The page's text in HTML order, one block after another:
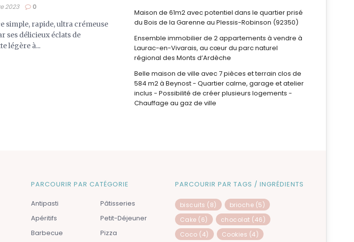
2023 0
simple, rapide, ultra crémeuse
ses délicieux éclats de
légère à...
Maison de 61m2 avec potentiel dans le quartier prisé
du Bois de la Garenne au Plessis-Robinson (92350)
Ensemble immobilier de 2 appartements à vendre à
Laurac-en-Vivarais, au cœur du parc naturel
régional des Monts d’Ardèche
Belle maison de ville avec 7 pièces et terrain clos de
584 m2 à Beynost - Quartier calme, garage et atelier
inclus - Possibilité de créer plusieurs logements -
Chauffage au gaz de ville
PARCOURIR PAR CATÉGORIE
Antipasti
Apéritifs
Barbecue
Pâtisseries
Petit-Déjeuner
Pizza
PARCOURIR PAR TAGS / INGRÉDIENTS
biscuits (8) brioche (5)
Cake (6) chocolat (46)
Coco (4) Cookies (4)